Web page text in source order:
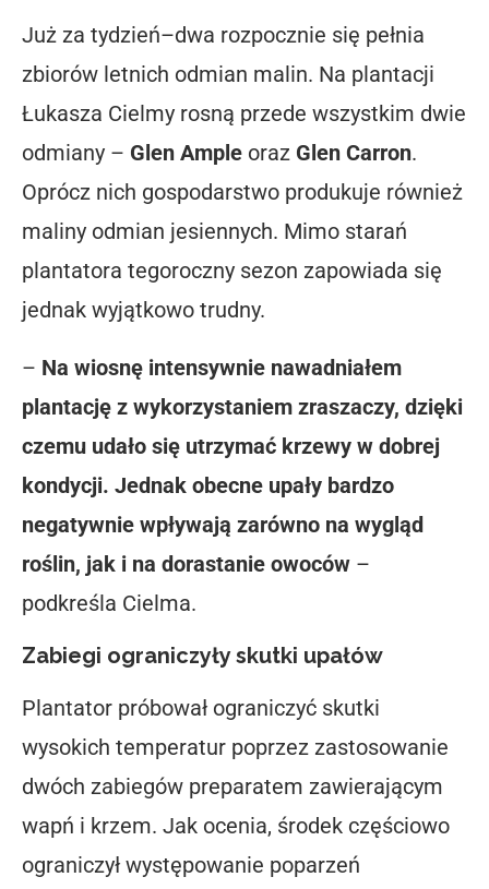
Już za tydzień–dwa rozpocznie się pełnia
zbiorów letnich odmian malin. Na plantacji
Łukasza Cielmy rosną przede wszystkim dwie
odmiany – Glen Ample oraz Glen Carron.
Oprócz nich gospodarstwo produkuje również
maliny odmian jesiennych. Mimo starań
plantatora tegoroczny sezon zapowiada się
jednak wyjątkowo trudny.
– Na wiosnę intensywnie nawadniałem
plantację z wykorzystaniem zraszaczy, dzięki
czemu udało się utrzymać krzewy w dobrej
kondycji. Jednak obecne upały bardzo
negatywnie wpływają zarówno na wygląd
roślin, jak i na dorastanie owoców –
podkreśla Cielma.
Zabiegi ograniczyły skutki upałów
Plantator próbował ograniczyć skutki
wysokich temperatur poprzez zastosowanie
dwóch zabiegów preparatem zawierającym
wapń i krzem. Jak ocenia, środek częściowo
ograniczył występowanie poparzeń